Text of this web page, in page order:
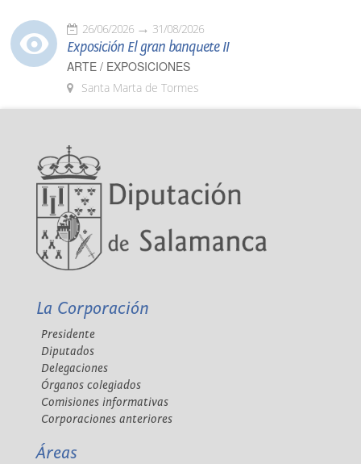
26/06/2026 31/08/2026
Exposición El gran banquete II
ARTE / EXPOSICIONES
Santa Marta de Tormes
La Corporación
Presidente
Diputados
Delegaciones
Órganos colegiados
Comisiones informativas
Corporaciones anteriores
Áreas